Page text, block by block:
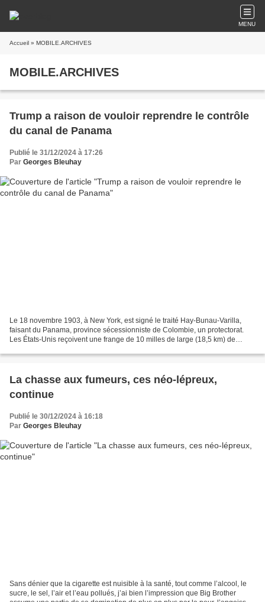
MENU
Accueil » MOBILE.ARCHIVES
MOBILE.ARCHIVES
Trump a raison de vouloir reprendre le contrôle
du canal de Panama
Publié le 31/12/2024 à 17:26
Par Georges Bleuhay
Le 18 novembre 1903, à New York, est signé le traité Hay-Bunau-Varilla,
faisant du Panama, province sécessionniste de Colombie, un protectorat.
Les États-Unis reçoivent une frange de 10 milles de large (18,5 km) de
La chasse aux fumeurs, ces néo-lépreux,
continue
Publié le 30/12/2024 à 16:18
Par Georges Bleuhay
Sans dénier que la cigarette est nuisible à la santé, tout comme l’alcool, le
sucre, le sel, l’air et l’eau pollués, j’ai bien l’impression que Big Brother